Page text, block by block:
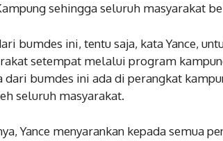
sehingga seluruh masyarakat
bumdes ini, tentu saja, kata Yance,
setempat melalui program
dari bumdes ini ada di perangkat
seluruh masyarakat.
Yance menyarankan kepada semua